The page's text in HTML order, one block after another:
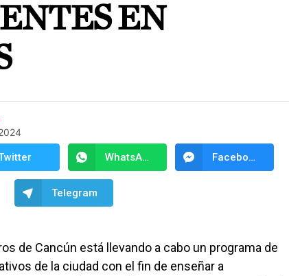
EN
WhatsApp Facebook Messenger
Telegram
de Cancún está llevando a cabo un programa de
de la ciudad con el fin de enseñar a